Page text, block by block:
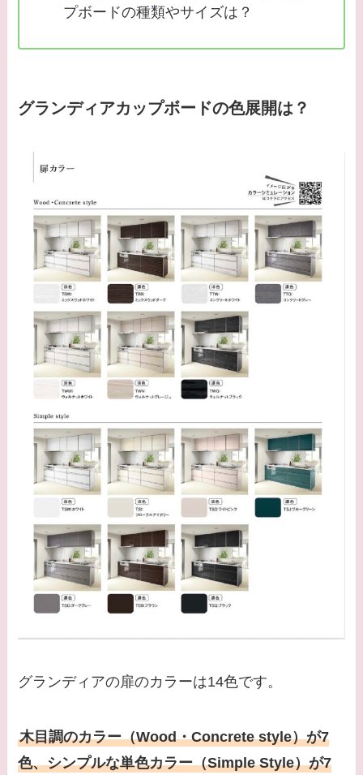
プボードの種類やサイズは？
グランディアカップボードの色展開は？
グランディアの扉のカラーは14色です。
木目調のカラー（Wood・Concrete style）が7
色、シンプルな単色カラー（Simple Style）が7